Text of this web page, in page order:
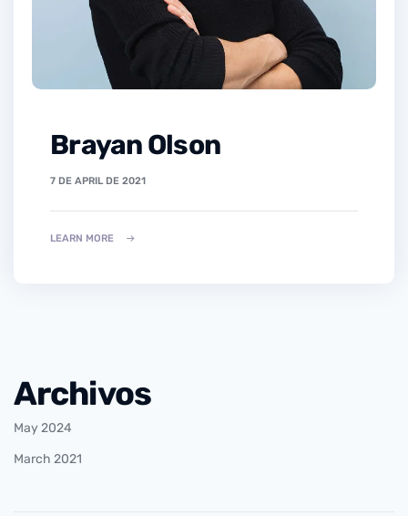
Brayan Olson
7 DE APRIL DE 2021
LEARN MORE
Archivos
May 2024
March 2021